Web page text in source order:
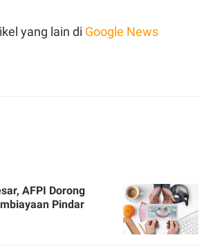
yang lain di Google News
AFPI Dorong
Pindar